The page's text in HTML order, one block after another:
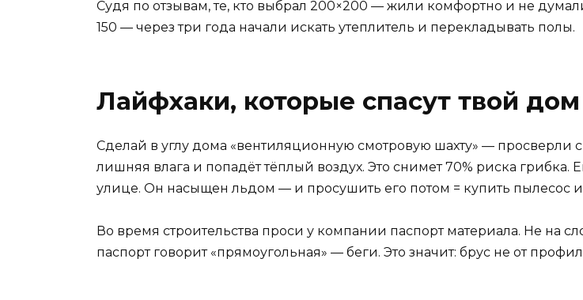
Судя по отзывам, те, кто выбрал 200×200 — жили комфортно и не
150 — через три года начали искать утеплитель и перекладывать полы.
Лайфхаки, которые спасут твой дом
Сделай в углу дома «вентиляционную смотровую шахту» — просверли
лишняя влага и попадёт тёплый воздух. Это снимет 70% риска
улице. Он насыщен льдом — и просушить его потом = купить пылесос
Во время строительства проси у компании паспорт материала. Не на
паспорт говорит «прямоугольная» — беги. Это значит: брус не от